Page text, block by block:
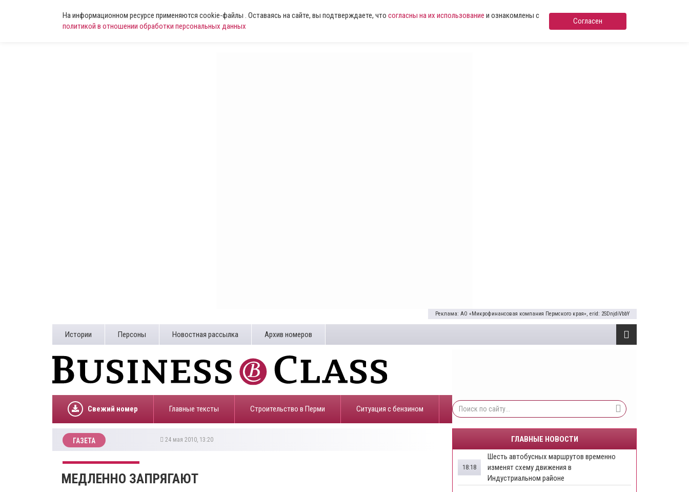
На информационном ресурсе применяются cookie-файлы . Оставаясь на сайте, вы подтверждаете, что согласны на их использование и ознакомлены с
политикой в отношении обработки персональных данных
Согласен
Реклама: АО «Микрофинансовая компания Пермского края», erid: 2SDnjdiVbbY
Истории Персоны Новостная рассылка Архив номеров
Свежий номер Главные тексты Строительство в Перми ​Ситуация с бензином
ГАЗЕТА 24 мая 2010, 13:20
МЕДЛЕННО ЗАПРЯГАЮТ
ГЛАВНЫЕ НОВОСТИ
Шесть автобусных маршрутов временно
изменят схему движения в
Индустриальном районе
18:18